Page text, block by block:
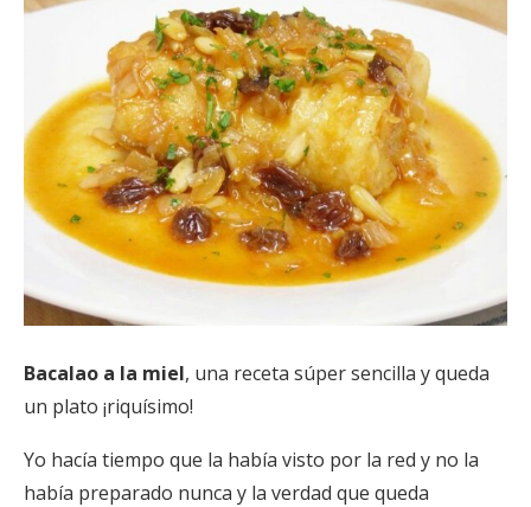
Bacalao a la miel, una receta súper sencilla y queda
un plato ¡riquísimo!
Yo hacía tiempo que la había visto por la red y no la
había preparado nunca y la verdad que queda